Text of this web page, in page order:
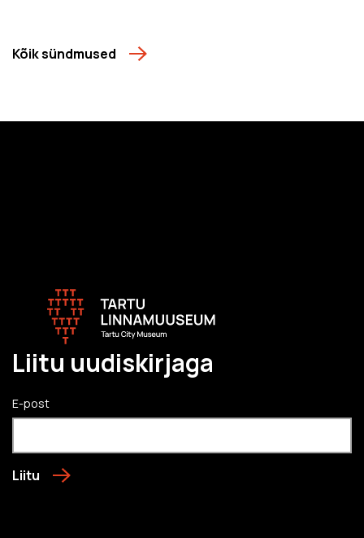
Kõik sündmused
Liitu uudiskirjaga
E-post
Liitu